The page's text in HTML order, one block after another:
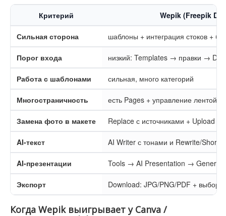
Критерий Wepik (Freepik
Сильная сторона шаблоны + интеграция стоков +
Порог входа низкий: Templates → правки →
Работа с шаблонами сильная, много категорий
Многостраничность есть Pages + управление лентой
Замена фото в макете Replace с источниками + Upload
AI-текст AI Writer с тонами и Rewrite/
AI-презентации Tools → AI Presentation → Generate
Экспорт Download: JPG/PNG/PDF + выбор
Когда Wepik выигрывает у Canva /